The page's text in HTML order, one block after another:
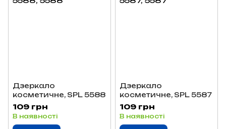
Дзеркало
косметичне, SPL 5588
109 грн
В наявності
Дзеркало
косметичне, SPL 5587
109 грн
В наявності